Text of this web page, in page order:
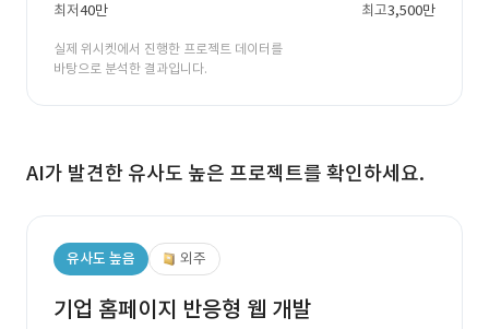
최저40만 최고3,500만
실제 위시켓에서 진행한 프로젝트 데이터를
바탕으로 분석한 결과입니다.
AI가 발견한 유사도 높은 프로젝트를 확인하세요.
유사도 높음 외주
기업 홈페이지 반응형 웹 개발